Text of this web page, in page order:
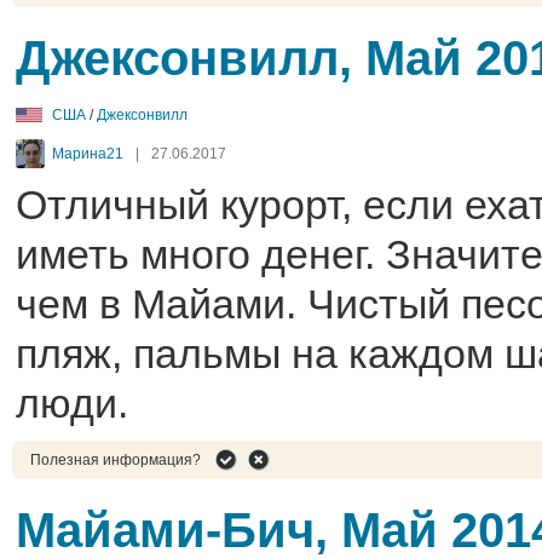
Джексонвилл, Май
США /Джексонвилл
Марина21 27.06.2017
Отличный курорт, если
иметь много денег.
чем в Майами. Чистый
пляж, пальмы на каждом
люди.
Полезная информация?
Майами-Бич, Май